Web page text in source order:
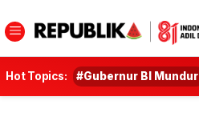
Hot Topics: #Gubernur BI Mundur